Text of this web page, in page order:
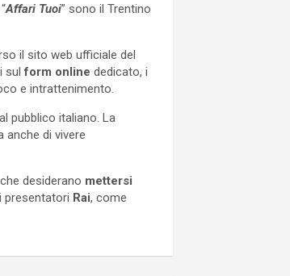
Affari Tuoi” sono il Trentino
il sito web ufficiale del
sulform online dedicato, i
e intrattenimento.
pubblico italiano. La
anche di vivere
desiderano mettersi
presentatori Rai, come